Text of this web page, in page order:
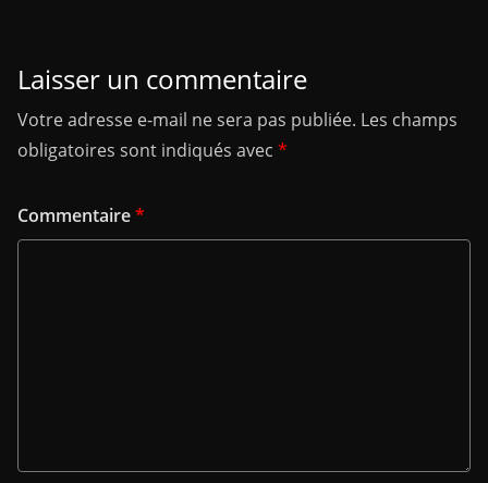
Laisser un commentaire
Votre adresse e-mail ne sera pas publiée. Les champs
obligatoires sont indiqués avec *
Commentaire*